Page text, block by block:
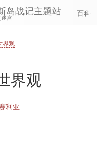
岛战记主题站
宫 百科
界观
界观
利亚